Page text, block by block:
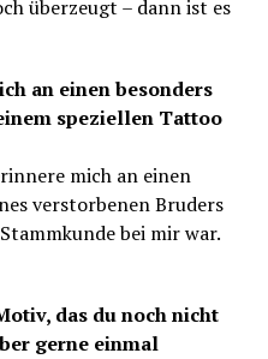
überzeugt – dann ist es
an einen besonders
speziellen Tattoo
mich an einen
verstorbenen Bruders
bei mir war.
das du noch nicht
gerne einmal